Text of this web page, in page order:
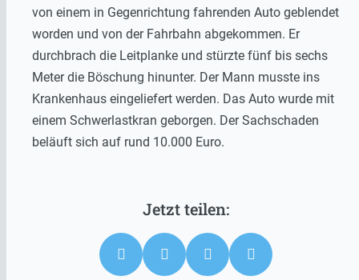
von einem in Gegenrichtung fahrenden Auto geblendet
worden und von der Fahrbahn abgekommen. Er
durchbrach die Leitplanke und stürzte fünf bis sechs
Meter die Böschung hinunter. Der Mann musste ins
Krankenhaus eingeliefert werden. Das Auto wurde mit
einem Schwerlastkran geborgen. Der Sachschaden
beläuft sich auf rund 10.000 Euro.